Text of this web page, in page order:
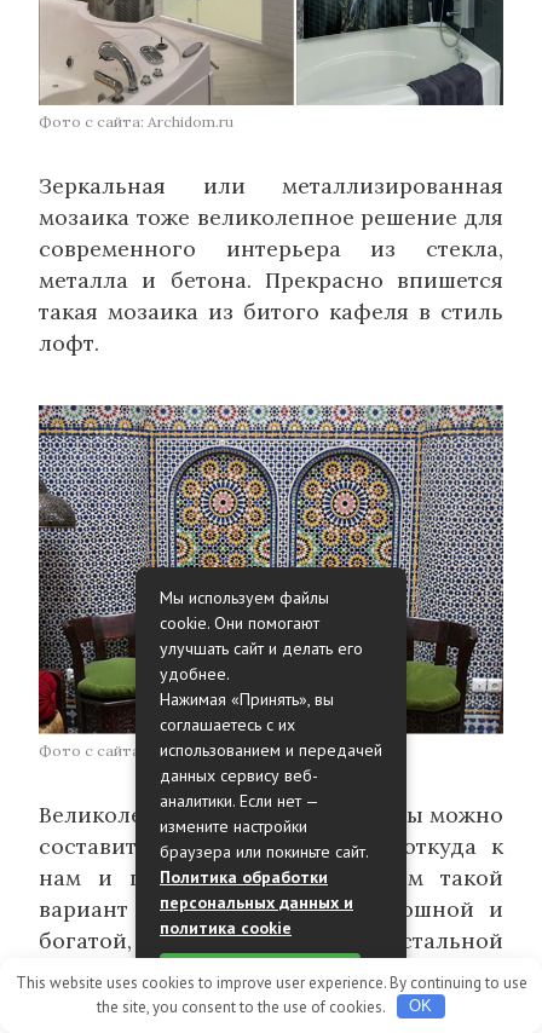
Фото с сайта: Archidom.ru
Зеркальная или металлизированная
мозаика тоже великолепное решение для
современного интерьера из стекла,
металла и бетона. Прекрасно впишется
такая мозаика из битого кафеля в стиль
лофт.
Фото с сайта: interior-blog.ru
Великолепные орнаменты и узоры можно
составить в восточном стиле, откуда к
нам и попала мозаика. Причем такой
вариант сделает комнату роскошной и
богатой, главное, чтобы весь остальной
интерьер соответствовал выбранному
стилю, иначе выглядеть это будет жалко
Мы используем файлы
cookie. Они помогают
улучшать сайт и делать его
удобнее.
Нажимая «Принять», вы
соглашаетесь с их
использованием и передачей
данных сервису веб-
аналитики. Если нет —
измените настройки
браузера или покиньте сайт.
Политика обработки
персональных данных и
политика cookie
This website uses cookies to improve user experience. By continuing to use
the site, you consent to the use of cookies.
OK